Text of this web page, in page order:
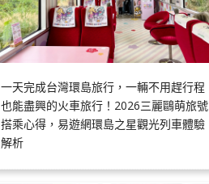
一天完成台灣環島旅行，一輛不用趕行程
也能盡興的火車旅行！2026三麗鷗萌旅號
搭乘心得，易遊網環島之星觀光列車體驗
解析